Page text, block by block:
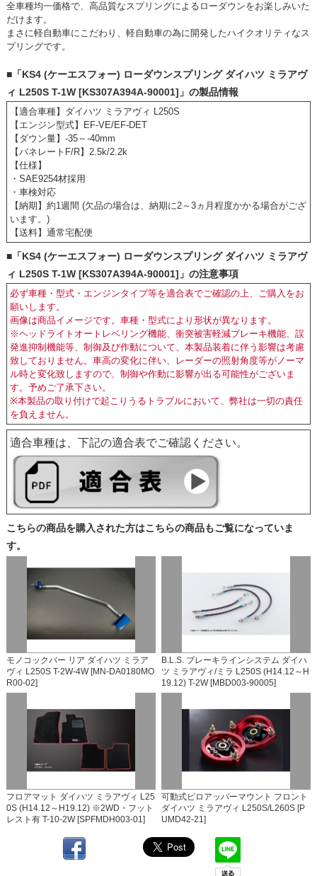
全車種均一価格で、高品質なスプリングによるローダウンをお楽しみいた
だけます。
まさに軽自動車にこだわり、軽自動車の為に開発したハイクオリティなス
プリングです。
■「KS4 (ケーエスフォー) ローダウンスプリング ダイハツ ミラアヴ
ィ L250S T-1W [KS307A394A-90001]」の製品情報
【適合車種】ダイハツ ミラアヴィ L250S
【エンジン型式】EF-VE/EF-DET
【ダウン量】-35～-40mm
【バネレートF/R】2.5k/2.2k
【仕様】
・SAE9254材採用
・車検対応
【納期】約1週間 (欠品の場合は、納期に2～3ヵ月程度かかる場合がござ
います。)
【送料】通常宅配便
■「KS4 (ケーエスフォー) ローダウンスプリング ダイハツ ミラアヴ
ィ L250S T-1W [KS307A394A-90001]」の注意事項
必ず車種・型式・エンジンタイプ等を適合表でご確認の上、ご購入をお
願いします。
画像は商品イメージです。車種・型式により形状が異なります。
※ヘッドライトオートレベリング機能、衝突被害軽減ブレーキ機能、誤
発進抑制機能等、制御及び作動について、本製品装着に伴う影響は考慮
致しておりません。車高の変化に伴い、レーダーの照射角度等がノーマ
ル時と変化致しますので、制御や作動に影響が出る可能性がございま
す。予めご了承下さい。
※本製品の取り付けで起こりうるトラブルにおいて、弊社は一切の責任
を負えません。
適合車種は、下記の適合表でご確認ください。
こちらの商品を購入された方はこちらの商品もご覧になっていま
す。
モノコックバー リア ダイハツ ミラア
ヴィ L250S T-2W-4W [MN-DA0180MO
R00-02]
B.L.S. ブレーキラインシステム ダイハ
ツ ミラアヴィ/ミラ L250S (H14.12～H
19.12) T-2W [MBD003-90005]
フロアマット ダイハツ ミラアヴィ L25
0S (H14.12～H19.12) ※2WD・フット
レスト有 T-10-2W [SPFMDH003-01]
可動式ピロアッパーマウント フロント
ダイハツ ミラアヴィ L250S/L260S [P
UMD42-21]